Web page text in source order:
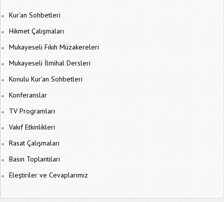
Kur’an Sohbetleri
Hikmet Çalışmaları
Mukayeseli Fıkıh Müzakereleri
Mukayeseli İlmihal Dersleri
Konulu Kur’an Sohbetleri
Konferanslar
TV Programları
Vakıf Etkinlikleri
Rasat Çalışmaları
Basın Toplantıları
Eleştiriler ve Cevaplarımız